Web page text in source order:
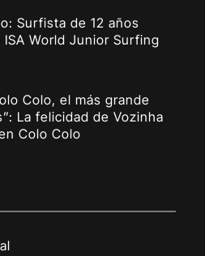
Surfista de 12 años
World Junior Surfing
Colo, el más grande
La felicidad de Vozinha
Colo Colo